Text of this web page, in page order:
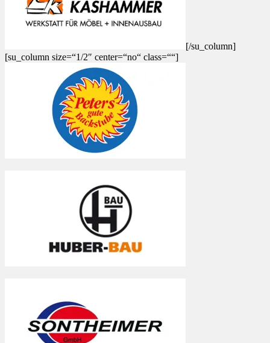
[/su_column]
[su_column size=“1/2″ center=“no“ class=““]